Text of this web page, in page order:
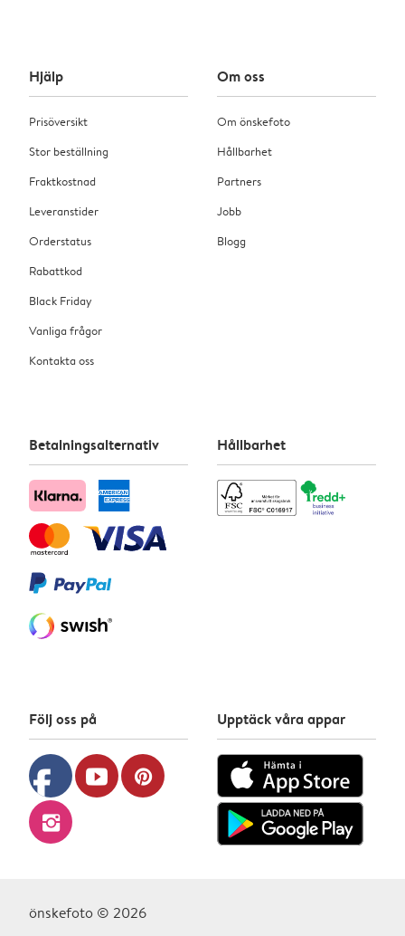
Hjälp
Prisöversikt
Stor beställning
Fraktkostnad
Leveranstider
Orderstatus
Rabattkod
Black Friday
Vanliga frågor
Kontakta oss
Om oss
Om önskefoto
Hållbarhet
Partners
Jobb
Blogg
Betalningsalternativ Hållbarhet
Följ oss på
facebook youtube pinterest
instagram
Upptäck våra appar
önskefoto © 2026